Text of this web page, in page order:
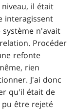
il était
interagissent
n'avait
Procéder
refonte
rien
J'ai donc
qu'il était de
être rejeté